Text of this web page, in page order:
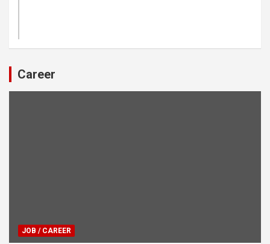
Career
JOB / CAREER